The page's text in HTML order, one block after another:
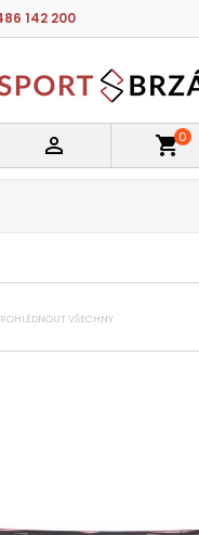
142 200
 shopping_cart0
VŠECHNY